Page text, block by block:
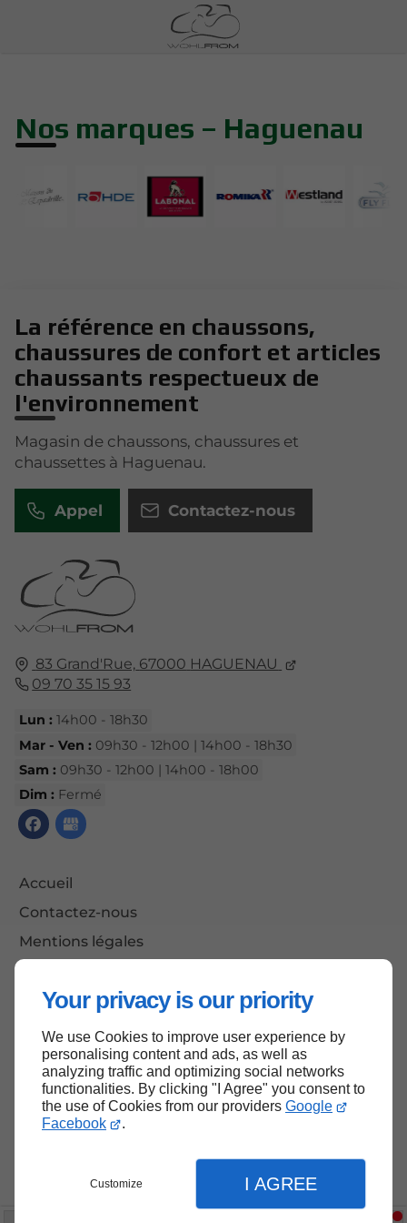
Your privacy is our priority
We use Cookies to improve user experience by
personalising content and ads, as well as
analyzing traffic and optimizing social networks
functionalities. By clicking "I Agree" you consent to
the use of Cookies from our providers Google
Facebook
.
Customize I AGREE
Nos marques – Haguenau
83 Grand'Rue, 67000 HAGUENAU
09 70 35 15 93
Lun : 14h00 - 18h30
Mar - Ven : 09h30 - 12h00 | 14h00 - 18h30
Sam : 09h30 - 12h00 | 14h00 - 18h00
Dim : Fermé
Accueil
Contactez-nous
Mentions légales
La référence en chaussons,
chaussures de confort et articles
chaussants respectueux de
l'environnement
Magasin de chaussons, chaussures et
chaussettes à Haguenau.
Appel Contactez-nous
Haut de page